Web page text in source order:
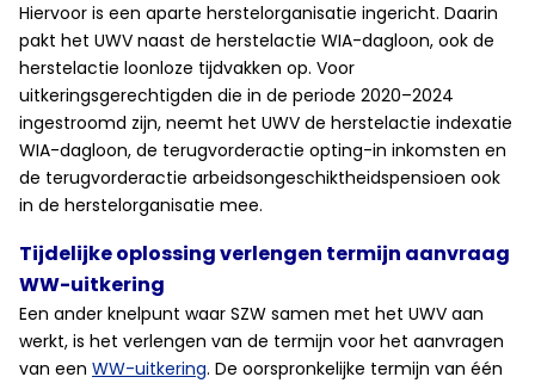
Hiervoor is een aparte herstelorganisatie ingericht. Daarin
pakt het UWV naast de herstelactie WIA-dagloon, ook de
herstelactie loonloze tijdvakken op. Voor
uitkeringsgerechtigden die in de periode 2020–2024
ingestroomd zijn, neemt het UWV de herstelactie indexatie
WIA-dagloon, de terugvorderactie opting-in inkomsten en
de terugvorderactie arbeidsongeschiktheidspensioen ook
in de herstelorganisatie mee.
Tijdelijke oplossing verlengen termijn aanvraag
WW-uitkering
Een ander knelpunt waar SZW samen met het UWV aan
werkt, is het verlengen van de termijn voor het aanvragen
van een WW-uitkering. De oorspronkelijke termijn van één